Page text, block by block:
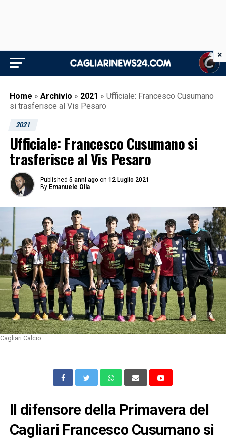
Home » Archivio » 2021 » Ufficiale: Francesco Cusumano
si trasferisce al Vis Pesaro
2021
Ufficiale: Francesco Cusumano si
trasferisce al Vis Pesaro
Published 5 anni ago on 12 Luglio 2021
By Emanuele Olla
Cagliari Calcio
Il difensore della Primavera del
Cagliari Francesco Cusumano si
×